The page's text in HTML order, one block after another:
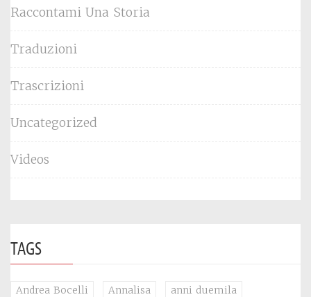
Raccontami Una Storia
Traduzioni
Trascrizioni
Uncategorized
Videos
TAGS
Andrea Bocelli Annalisa anni duemila